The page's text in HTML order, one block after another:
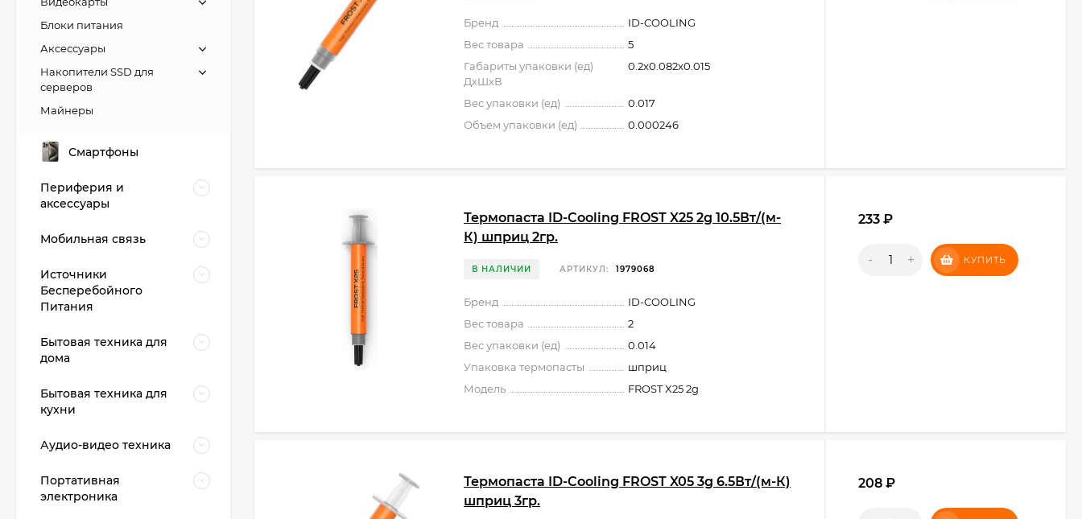
Бренд
ID-COOLING
Вес товара
5
Габариты упаковки (ед)
ДхШхВ
0.2x0.082x0.015
Вес упаковки (ед)
0.017
Объем упаковки (ед)
0.000246
Термопаста ID-Cooling FROST X25 2g 10.5Вт/(м-
К) шприц 2гр.
В НАЛИЧИИ АРТИКУЛ: 1979068
Бренд
ID-COOLING
Вес товара
2
Вес упаковки (ед)
0.014
Упаковка термопасты
шприц
Модель
FROST X25 2g
233 ₽
- + КУПИТЬ
Термопаста ID-Cooling FROST X05 3g 6.5Вт/(м-К)
шприц 3гр.
208 ₽
Блоки питания
Аксессуары
Накопители SSD для
серверов
Майнеры
Смартфоны
Периферия и
аксессуары
Мобильная связь
Источники
Бесперебойного
Питания
Бытовая техника для
дома
Бытовая техника для
кухни
Аудио-видео техника
Портативная
электроника